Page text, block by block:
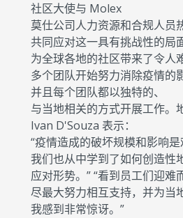
社区大使与 Molex
莫仕公司人力资源和合规人员
共同应对这一具有挑战性的局
为全球各地的社区带来了令人
多个团队开始努力消除疫情的
并且每个团队都以独特的、
与当地相关的方式开展工作。
Ivan D'Souza 表示：
“疫情造成的破坏规模和影响是
我们也从中学到了如何创造性
应对形势。” “看到员工们迎难
尽最大努力相互支持，并为当
我感到非常惊讶。”